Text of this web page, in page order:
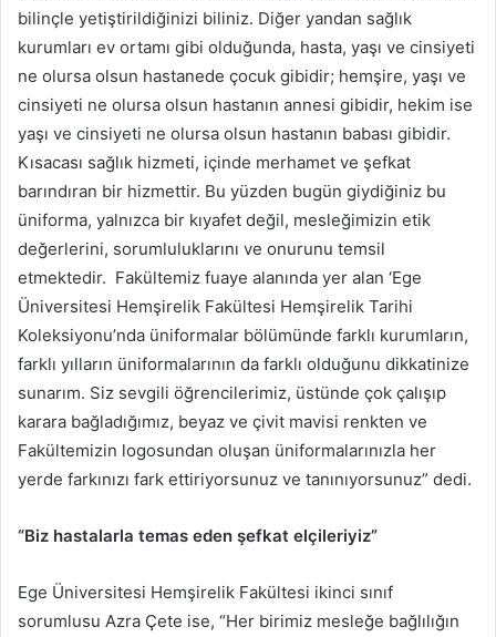
bilinçle yetiştirildiğinizi biliniz. Diğer yandan sağlık
kurumları ev ortamı gibi olduğunda, hasta, yaşı ve cinsiyeti
ne olursa olsun hastanede çocuk gibidir; hemşire, yaşı ve
cinsiyeti ne olursa olsun hastanın annesi gibidir, hekim ise
yaşı ve cinsiyeti ne olursa olsun hastanın babası gibidir.
Kısacası sağlık hizmeti, içinde merhamet ve şefkat
barındıran bir hizmettir. Bu yüzden bugün giydiğiniz bu
üniforma, yalnızca bir kıyafet değil, mesleğimizin etik
değerlerini, sorumluluklarını ve onurunu temsil
etmektedir. Fakültemiz fuaye alanında yer alan ‘Ege
Üniversitesi Hemşirelik Fakültesi Hemşirelik Tarihi
Koleksiyonu’nda üniformalar bölümünde farklı kurumların,
farklı yılların üniformalarının da farklı olduğunu dikkatinize
sunarım. Siz sevgili öğrencilerimiz, üstünde çok çalışıp
karara bağladığımız, beyaz ve çivit mavisi renkten ve
Fakültemizin logosundan oluşan üniformalarınızla her
yerde farkınızı fark ettiriyorsunuz ve tanınıyorsunuz” dedi.
“Biz hastalarla temas eden şefkat elçileriyiz”
Ege Üniversitesi Hemşirelik Fakültesi ikinci sınıf
sorumlusu Azra Çete ise, “Her birimiz mesleğe bağlılığın